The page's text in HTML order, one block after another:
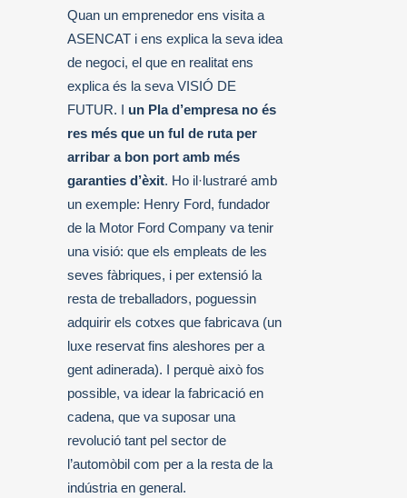
Quan un emprenedor ens visita a
ASENCAT i ens explica la seva idea
de negoci, el que en realitat ens
explica és la seva VISIÓ DE
FUTUR. I un Pla d’empresa no és
res més que un ful de ruta per
arribar a bon port amb més
garanties d’èxit. Ho il·lustraré amb
un exemple: Henry Ford, fundador
de la Motor Ford Company va tenir
una visió: que els empleats de les
seves fàbriques, i per extensió la
resta de treballadors, poguessin
adquirir els cotxes que fabricava (un
luxe reservat fins aleshores per a
gent adinerada). I perquè això fos
possible, va idear la fabricació en
cadena, que va suposar una
revolució tant pel sector de
l’automòbil com per a la resta de la
indústria en general.